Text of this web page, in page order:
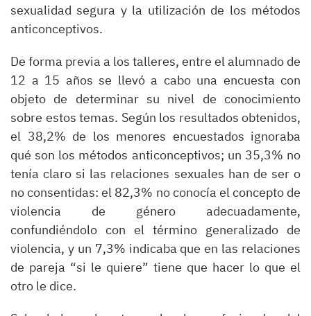
sexualidad segura y la utilización de los métodos
anticonceptivos.
De forma previa a los talleres, entre el alumnado de
12 a 15 años se llevó a cabo una encuesta con
objeto de determinar su nivel de conocimiento
sobre estos temas. Según los resultados obtenidos,
el 38,2% de los menores encuestados ignoraba
qué son los métodos anticonceptivos; un 35,3% no
tenía claro si las relaciones sexuales han de ser o
no consentidas: el 82,3% no conocía el concepto de
violencia de género adecuadamente,
confundiéndolo con el término generalizado de
violencia, y un 7,3% indicaba que en las relaciones
de pareja “si le quiere” tiene que hacer lo que el
otro le dice.